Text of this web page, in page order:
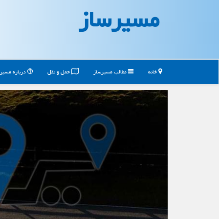
مسیرساز
خانه مطالب مسیرساز حمل و نقل درباره